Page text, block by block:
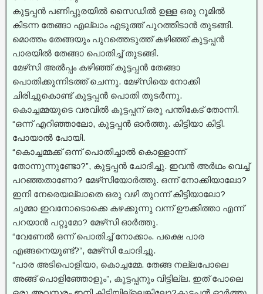
കുട്ടപ്പൻ പണിപ്പുരയിൽ സൈഡിൽ ഉള്ള ഒരു റൂമിൽ
കിടന്ന തേങ്ങാ എല്ലാം എടുത്ത് പുറത്തിടാൻ തുടങ്ങി.
മൊത്തം തേങ്ങയും പുറത്തെടുത്ത് കഴിഞ്ഞ് കുട്ടപ്പൻ
പാരയിൽ തേങ്ങാ പൊതിച്ച്‌ തുടങ്ങി.
മേഴ്‌സി അൽപ്പം കഴിഞ്ഞ് കുട്ടപ്പൻ തേങ്ങാ
പൊതിക്കുന്നിടത്ത് ചെന്നു. മേഴ്‌സിയെ നോക്കി
ചിരിച്ചുകൊണ്ട് കുട്ടപ്പൻ പൊതി തുടർന്നു.
കൊച്ചമ്മയുടെ വരവിൽ കുട്ടപ്പന് ഒരു പന്തികേട് തോന്നി.
“ഒന്ന് എറിഞ്ഞാലോ, കുട്ടപ്പൻ ഓർത്തു. കിട്ടിയാ കിട്ടി.
പോയാൽ പോയി.
“കൊച്ചമ്മക്ക് ഒന്ന് പൊതിച്ചാൽ കൊള്ളാന്ന്
തോന്നുന്നുണ്ടോ?”, കുട്ടപ്പൻ ചോദിച്ചു. ഇവൻ അർഥം വെച്ച്
പറഞ്ഞതാണോ? മേഴ്‌സിയോർത്തു. ഒന്ന് നോക്കിയാലോ?
ഇനി നേരെയല്ലാതെ ഒരു വഴി തുറന്ന് കിട്ടിയാലോ?
ചുമ്മാ ഇവനോടൊക്കെ കഴക്കുന്നു വന്ന് ഊക്കിത്താ എന്ന്
പറയാൻ പറ്റുമോ? മേഴ്‌സി ഓർത്തു.
“വേണേൽ ഒന്ന് പൊതിച്ച്‌ നോക്കാം. പക്ഷെ പാര
എങ്ങനെയുണ്ട്?”, മേഴ്‌സി ചോദിച്ചു.
“പാര അടിപൊളിയാ, കൊച്ചമ്മേ. തേങ്ങ നല്ലപോലെ
അങ്ങ് പൊളിഞ്ഞോളും”, കുട്ടപ്പനും വിട്ടില്ല. ഇത് പോലെ